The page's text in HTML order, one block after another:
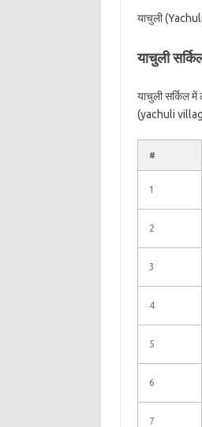
याचुली
याचुली
याचुली सर्किल
(yachuli
#
1
2
3
4
5
6
7